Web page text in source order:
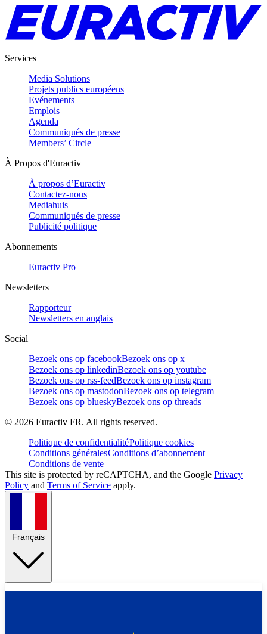
Services
Media Solutions
Projets publics européens
Evénements
Emplois
Agenda
Communiqués de presse
Members’ Circle
À Propos d'Euractiv
À propos d’Euractiv
Contactez-nous
Mediahuis
Communiqués de presse
Publicité politique
Abonnements
Euractiv Pro
Newsletters
Rapporteur
Newsletters en anglais
Social
Bezoek ons op facebookBezoek ons op x
Bezoek ons op linkedinBezoek ons op youtube
Bezoek ons op rss-feedBezoek ons op instagram
Bezoek ons op mastodonBezoek ons op telegram
Bezoek ons op blueskyBezoek ons op threads
© 2026 Euractiv FR. All rights reserved.
Politique de confidentialitéPolitique cookies
Conditions généralesConditions d’abonnement
Conditions de vente
This site is protected by reCAPTCHA, and the Google Privacy
Policy and Terms of Service apply.
Français